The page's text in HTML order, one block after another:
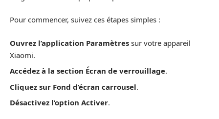
Pour commencer, suivez ces étapes simples :
Ouvrez l’application Paramètres sur votre appareil
Xiaomi.
Accédez à la section Écran de verrouillage.
Cliquez sur Fond d’écran carrousel.
Désactivez l’option Activer.